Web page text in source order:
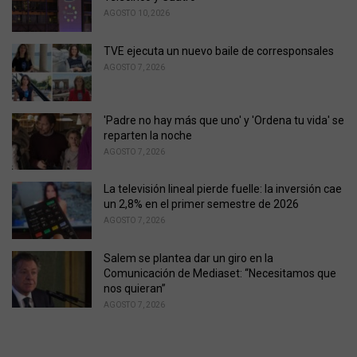
i
:
AGOSTO 10, 2026
TVE ejecuta un nuevo baile de corresponsales
AGOSTO 7, 2026
'Padre no hay más que uno' y 'Ordena tu vida' se
reparten la noche
AGOSTO 7, 2026
La televisión lineal pierde fuelle: la inversión cae
un 2,8% en el primer semestre de 2026
AGOSTO 7, 2026
Salem se plantea dar un giro en la
Comunicación de Mediaset: “Necesitamos que
nos quieran”
AGOSTO 7, 2026